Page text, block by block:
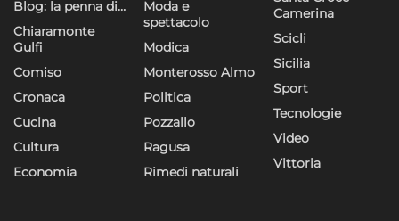
Blog: la penna di…
Chiaramonte
Gulfi
Comiso
Cronaca
Cucina
Cultura
Economia
Moda e
spettacolo
Modica
Monterosso Almo
Politica
Pozzallo
Ragusa
Rimedi naturali
Camerina
Scicli
Sicilia
Sport
Tecnologie
Video
Vittoria